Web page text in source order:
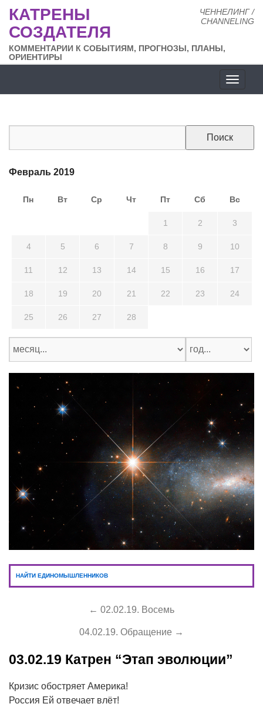
ЧЕННЕЛИНГ /
CHANNELING
КАТРЕНЫ
СОЗДАТЕЛЯ
КОММЕНТАРИИ К СОБЫТИЯМ, ПРОГНОЗЫ, ПЛАНЫ,
ОРИЕНТИРЫ
сайта
Февраль 2019
Пн Вт Ср Чт Пт Сб Вс
1 2 3
4 5 6 7 8 9 10
11 12 13 14 15 16 17
18 19 20 21 22 23 24
25 26 27 28
НАЙТИ ЕДИНОМЫШЛЕННИКОВ
← 02.02.19. Восемь
04.02.19. Обращение →
03.02.19 Катрен “Этап эволюции”
Кризис обостряет Америка!
Россия Ей отвечает влёт!